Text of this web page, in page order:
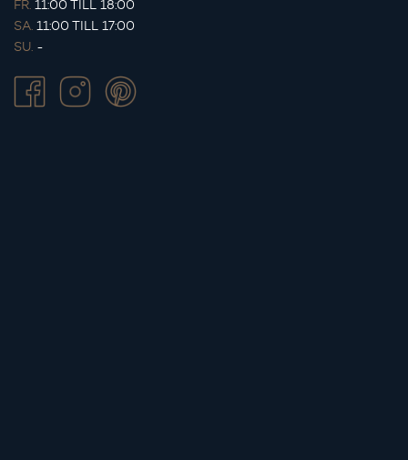
FR. 11:00 TILL 18:00
SA. 11:00 TILL 17:00
SU. -